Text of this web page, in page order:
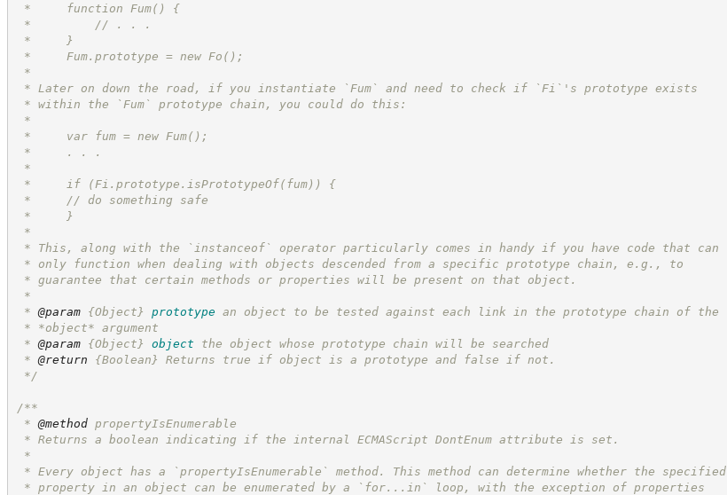
*     function Fum() {
*         // . . .
*     }
*     Fum.prototype = new Fo();
*
* Later on down the road, if you instantiate `Fum` and need to check if `Fi`'s prototype exists
* within the `Fum` prototype chain, you could do this:
*
*     var fum = new Fum();
*     . . .
*
*     if (Fi.prototype.isPrototypeOf(fum)) {
*     // do something safe
*     }
*
* This, along with the `instanceof` operator particularly comes in handy if you have code that can
* only function when dealing with objects descended from a specific prototype chain, e.g., to
* guarantee that certain methods or properties will be present on that object.
*
* @param {Object} prototype an object to be tested against each link in the prototype chain of the
* *object* argument
* @param {Object} object
the object whose prototype chain will be searched
* @return {Boolean}
Returns true if object is a prototype and false if not.
*/
/**
* @method propertyIsEnumerable
* Returns a boolean indicating if the internal ECMAScript DontEnum attribute is set.
*
* Every object has a `propertyIsEnumerable` method. This method can determine whether the specified
* property in an object can be enumerated by a `for...in` loop, with the exception of properties